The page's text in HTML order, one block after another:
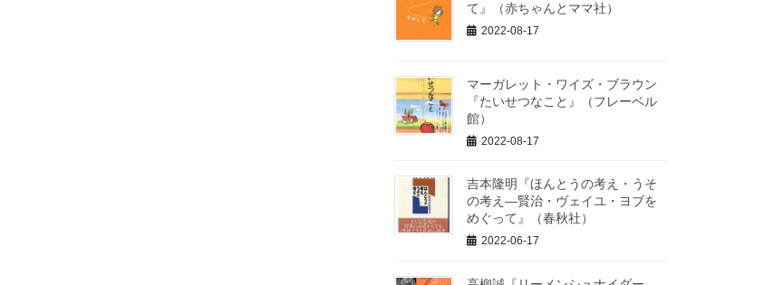
て』（赤ちゃんとママ社）
2022-08-17
マーガレット・ワイズ・ブラウン
『たいせつなこと』（フレーベル
館）
2022-08-17
吉本隆明『ほんとうの考え・うそ
の考え―賢治・ヴェイユ・ヨブを
めぐって』（春秋社）
2022-06-17